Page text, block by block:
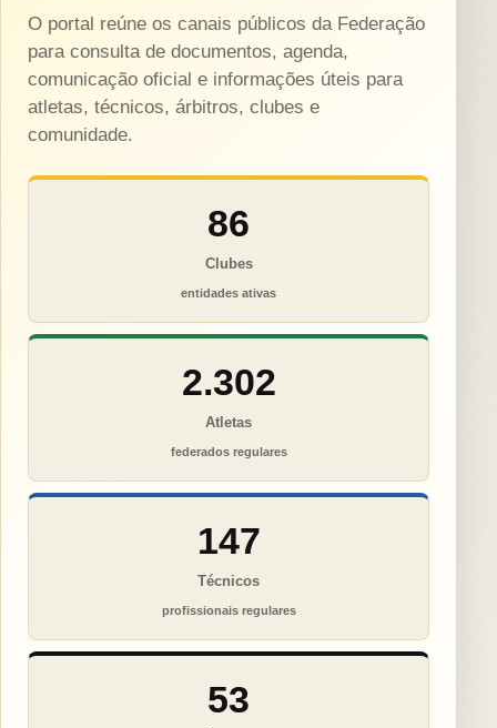
O portal reúne os canais públicos da Federação
para consulta de documentos, agenda,
comunicação oficial e informações úteis para
atletas, técnicos, árbitros, clubes e
comunidade.
86
Clubes
entidades ativas
2.302
Atletas
federados regulares
147
Técnicos
profissionais regulares
53